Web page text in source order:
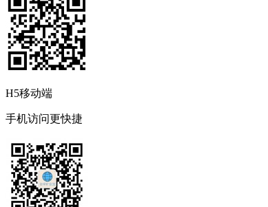
H5移动端
手机访问更快捷